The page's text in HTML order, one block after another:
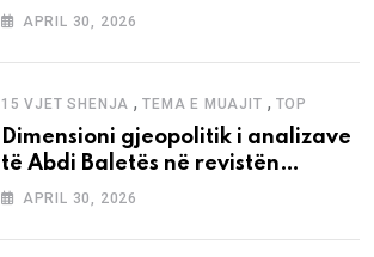
APRIL 30, 2026
15 VJET SHENJA ,TEMA E MUAJIT , TOP
Dimensioni gjeopolitik i analizave
të Abdi Baletës në revistën
“Shenja”
APRIL 30, 2026